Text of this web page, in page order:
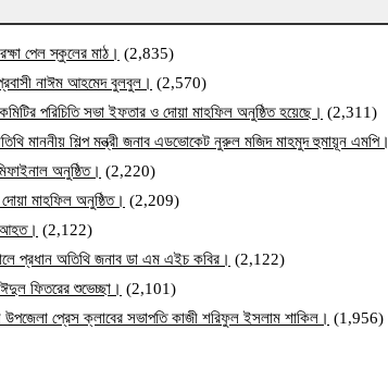
পেল স্কুলের মাঠ। (2,835)
নাঈম আহমেদ বুলবুল। (2,570)
পরিচিতি সভা ইফতার ও দোয়া মাহফিল অনুষ্ঠিত হয়েছে। (2,311)
মাননীয় শিল্প মন্ত্রী জনাব এডভোকেট নুরুল মজিদ মাহমুদ হুমায়ূন এমপি।
অনুষ্ঠিত। (2,220)
মাহফিল অনুষ্ঠিত। (2,209)
আহত। (2,122)
প্রধান অতিথি জনাব ডা এম এইচ কবির। (2,122)
ফিতরের শুভেচ্ছা। (2,101)
উপজেলা প্রেস ক্লাবের সভাপতি কাজী শরিফুল ইসলাম শাকিল। (1,956)